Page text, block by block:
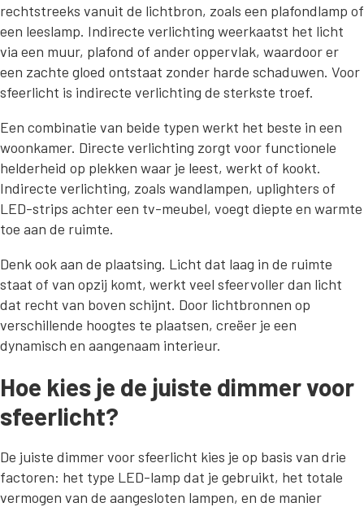
rechtstreeks vanuit de lichtbron, zoals een plafondlamp of
een leeslamp. Indirecte verlichting weerkaatst het licht
via een muur, plafond of ander oppervlak, waardoor er
een zachte gloed ontstaat zonder harde schaduwen. Voor
sfeerlicht is indirecte verlichting de sterkste troef.
Een combinatie van beide typen werkt het beste in een
woonkamer. Directe verlichting zorgt voor functionele
helderheid op plekken waar je leest, werkt of kookt.
Indirecte verlichting, zoals wandlampen, uplighters of
LED-strips achter een tv-meubel, voegt diepte en warmte
toe aan de ruimte.
Denk ook aan de plaatsing. Licht dat laag in de ruimte
staat of van opzij komt, werkt veel sfeervoller dan licht
dat recht van boven schijnt. Door lichtbronnen op
verschillende hoogtes te plaatsen, creëer je een
dynamisch en aangenaam interieur.
Hoe kies je de juiste dimmer voor
sfeerlicht?
De juiste dimmer voor sfeerlicht kies je op basis van drie
factoren: het type LED-lamp dat je gebruikt, het totale
vermogen van de aangesloten lampen, en de manier